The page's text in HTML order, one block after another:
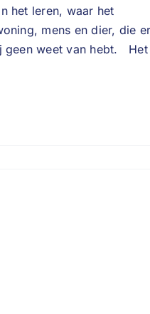
het leren, waar het
mens en dier, die
geen weet van hebt. Het